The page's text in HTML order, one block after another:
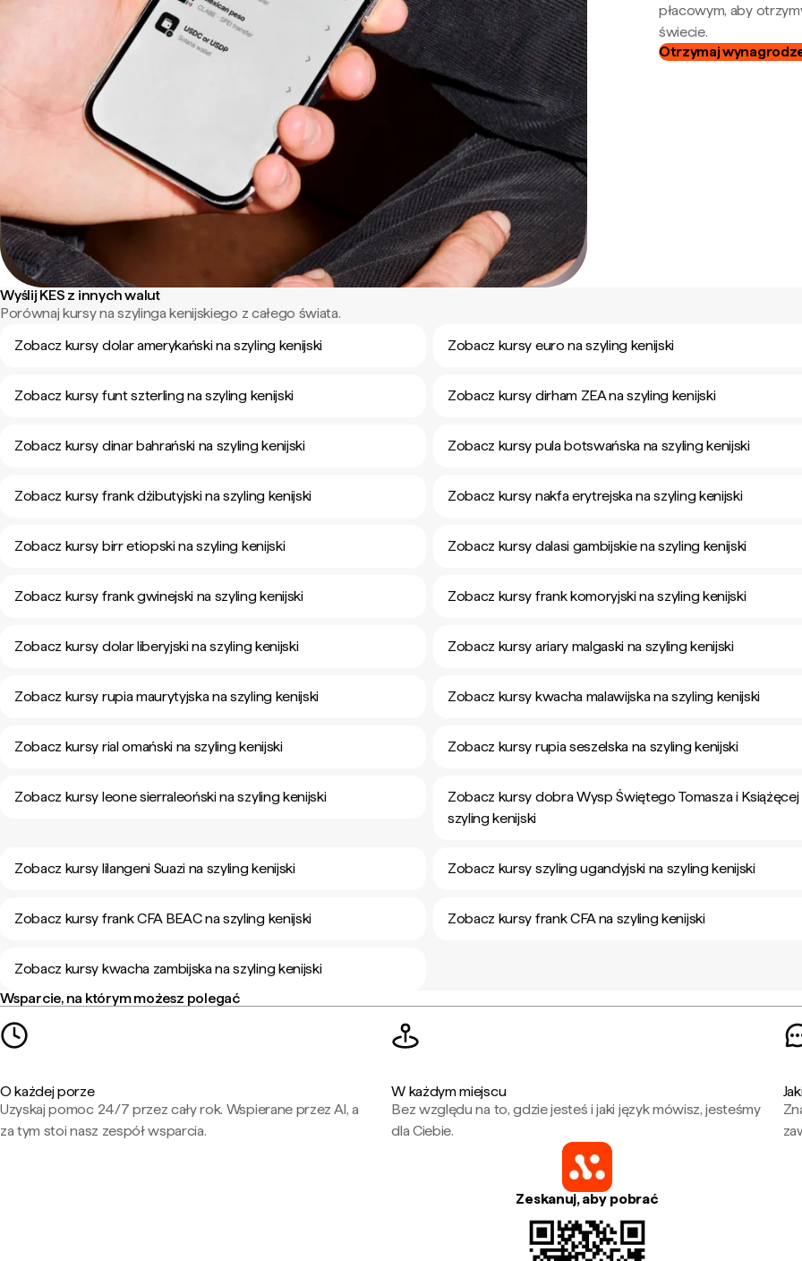
płacowym, aby
świecie.
Otrzymaj
Wyślij KES z innych walut
Porównaj kursy na szylinga kenijskiego z całego świata.
Zobacz kursy dolar amerykański na szyling kenijski
Zobacz kursy euro na szyling kenijski
Zobacz kursy funt szterling na szyling kenijski Zobacz kursy dirham ZEA na szyling kenijski
Zobacz kursy dinar bahrański na szyling kenijski Zobacz kursy pula botswańska na szyling kenijski
Zobacz kursy frank dżibutyjski na szyling kenijski Zobacz kursy nakfa erytrejska na szyling kenijski
Zobacz kursy birr etiopski na szyling kenijski Zobacz kursy dalasi gambijskie na szyling kenijski
Zobacz kursy frank gwinejski na szyling kenijski Zobacz kursy frank komoryjski na szyling kenijski
Zobacz kursy dolar liberyjski na szyling kenijski Zobacz kursy ariary malgaski na szyling kenijski
Zobacz kursy rupia maurytyjska na szyling kenijski Zobacz kursy kwacha malawijska na szyling kenijski
Zobacz kursy rial omański na szyling kenijski Zobacz kursy rupia seszelska na szyling kenijski
Zobacz kursy leone sierraleoński na szyling kenijski
Zobacz kursy dobra Wysp Świętego Tomasza i Książęcej
szyling kenijski
Zobacz kursy lilangeni Suazi na szyling kenijski Zobacz kursy szyling ugandyjski na szyling kenijski
Zobacz kursy frank CFA BEAC na szyling kenijski Zobacz kursy frank CFA na szyling kenijski
Zobacz kursy kwacha zambijska na szyling kenijski
Wsparcie, na którym możesz polegać
O każdej porze
Uzyskaj pomoc 24/7 przez cały rok. Wspierane przez AI, a
za tym stoi nasz zespół wsparcia.
W każdym miejscu
Bez względu na to, gdzie jesteś i jaki język mówisz, jesteśmy
dla Ciebie.
Zeskanuj, aby pobrać